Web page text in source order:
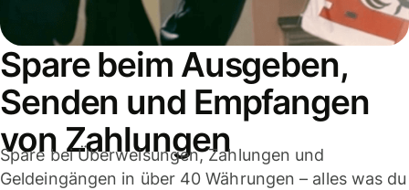
Spare beim Ausgeben,
Senden und Empfangen
von Zahlungen
Spare bei Überweisungen, Zahlungen und
Geldeingängen in über 40 Währungen – alles was du